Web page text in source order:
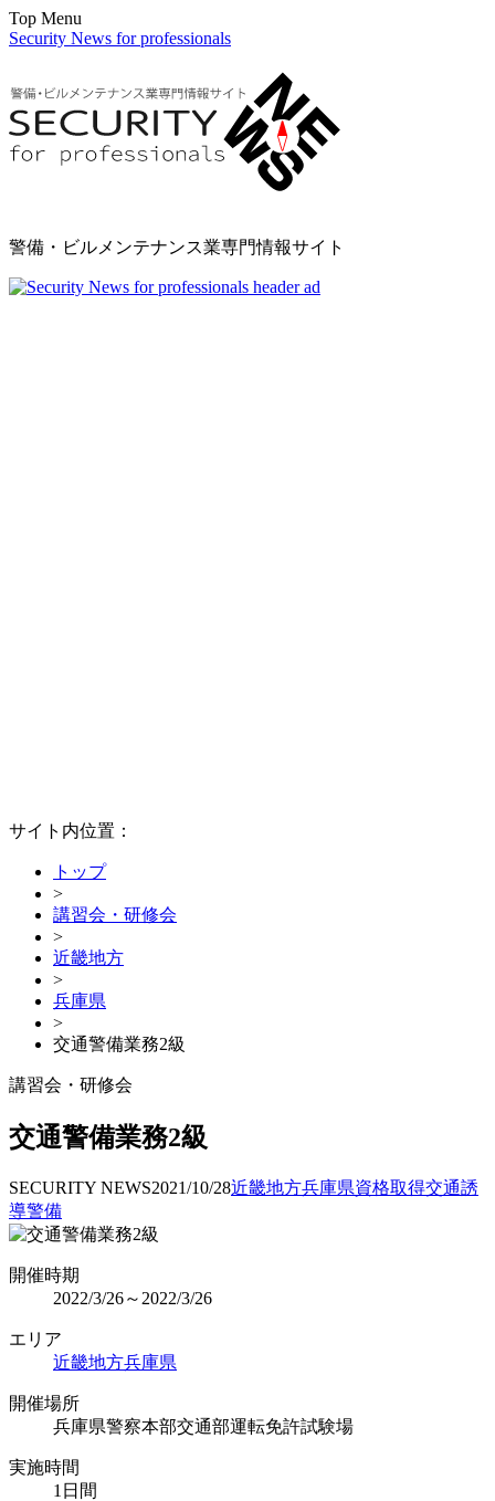
Top Menu
Security News for professionals
警備・ビルメンテナンス業専門情報サイト
サイト内位置：
トップ
>
講習会・研修会
>
近畿地方
>
兵庫県
>
交通警備業務2級
講習会・研修会
交通警備業務2級
SECURITY NEWS2021/10/28近畿地方兵庫県資格取得交通誘
導警備
開催時期
2022/3/26～2022/3/26
エリア
近畿地方兵庫県
開催場所
兵庫県警察本部交通部運転免許試験場
実施時間
1日間